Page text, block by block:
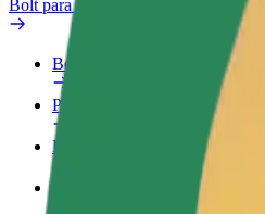
Bolt para empresas
Beneficios
Perfil de trabajo
Productos
Bolt Food para empresas